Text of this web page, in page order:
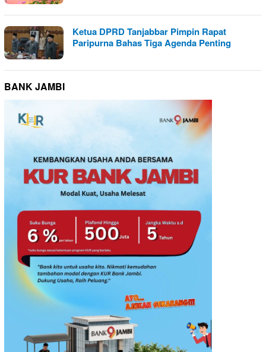
Ketua DPRD Tanjabbar Pimpin Rapat
Paripurna Bahas Tiga Agenda Penting
BANK JAMBI